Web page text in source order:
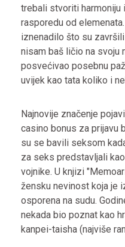
trebali stvoriti
rasporedu od
iznenadilo što su
nisam baš ličio na svoju
posvećivao posebnu
uvijek kao tata koliko i
Najnovije značenje
casino bonus za prijavu
su se bavili seksom
za seks predstavljali
vojnike. U knjizi
žensku nevinost koja je
osporena na sudu.
nekada bio poznat kao
kanpei-taisha (najviše